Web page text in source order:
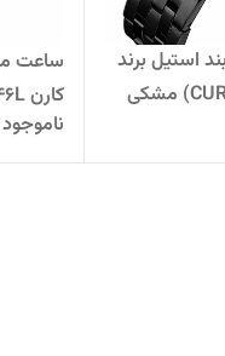
استیل برند
ساعت
کارن 9046L (کورن CURREN) بژ-سفید
ناموجود